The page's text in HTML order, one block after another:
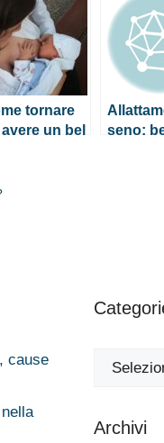
tornare
un bel
seno:
cause
Categorie
Archivi